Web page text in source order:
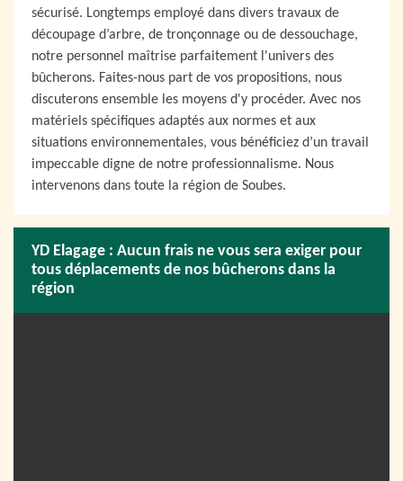
sécurisé. Longtemps employé dans divers travaux de
découpage d’arbre, de tronçonnage ou de dessouchage,
notre personnel maîtrise parfaitement l'univers des
bûcherons. Faites-nous part de vos propositions, nous
discuterons ensemble les moyens d'y procéder. Avec nos
matériels spécifiques adaptés aux normes et aux
situations environnementales, vous bénéficiez d’un travail
impeccable digne de notre professionnalisme. Nous
intervenons dans toute la région de Soubes.
YD Elagage : Aucun frais ne vous sera exiger pour
tous déplacements de nos bûcherons dans la
région